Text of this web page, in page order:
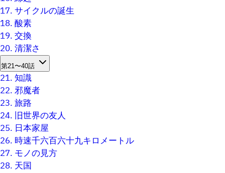
17.サイクルの誕生
18.酸素
19.交換
20.清潔さ
第21〜40話
21.知識
22.邪魔者
23.旅路
24. 旧世界の友人
25. 日本家屋
26. 時速千六百六十九キロメートル
27. モノの見方
28. 天国